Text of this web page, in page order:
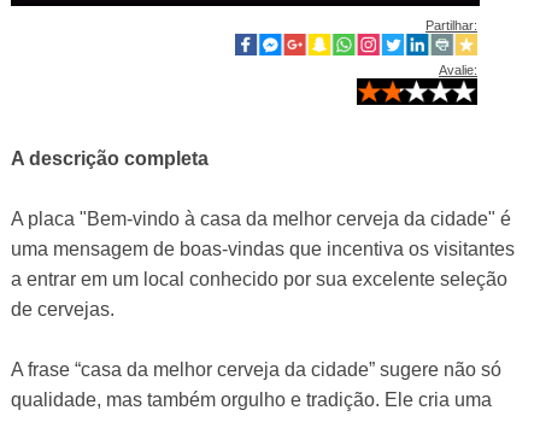
Partilhar:
Avalie:
A descrição completa
A placa "Bem-vindo à casa da melhor cerveja da cidade" é
uma mensagem de boas-vindas que incentiva os visitantes
a entrar em um local conhecido por sua excelente seleção
de cervejas.
A frase “casa da melhor cerveja da cidade” sugere não só
qualidade, mas também orgulho e tradição. Ele cria uma